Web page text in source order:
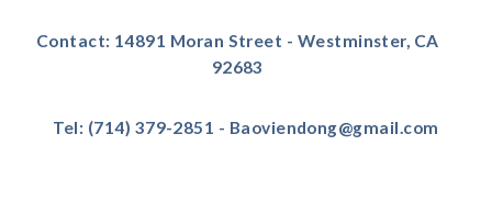
Contact: 14891 Moran Street - Westminster, CA
92683
Tel: (714) 379-2851 - Baoviendong@gmail.com